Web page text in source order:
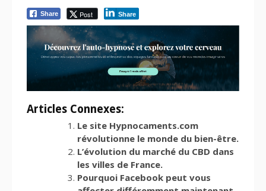
Share Post Share
Articles Connexes:
Le site Hypnocaments.com
révolutionne le monde du bien-être.
L’évolution du marché du CBD dans
les villes de France.
Pourquoi Facebook peut vous